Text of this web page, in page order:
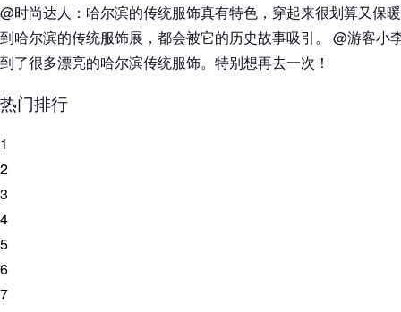
@时尚达人：哈尔滨的传统服饰真有特色，穿起来很划算又保
到哈尔滨的传统服饰展，都会被它的历史故事吸引。 @游客小
到了很多漂亮的哈尔滨传统服饰。特别想再去一次！
热门排行
1
2
3
4
5
6
7